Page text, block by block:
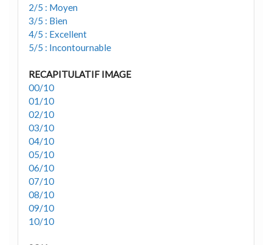
2/5 : Moyen
3/5 : Bien
4/5 : Excellent
5/5 : Incontournable
RECAPITULATIF IMAGE
00/10
01/10
02/10
03/10
04/10
05/10
06/10
07/10
08/10
09/10
10/10